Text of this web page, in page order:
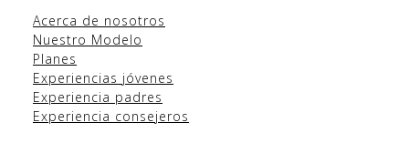
Acerca de nosotros
Nuestro Modelo
Planes
Experiencias jóvenes
Experiencia padres
Experiencia consejeros